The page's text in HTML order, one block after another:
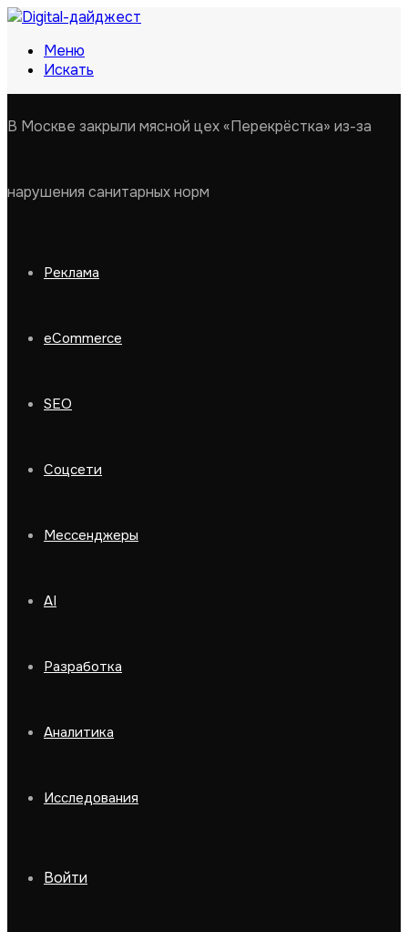
Меню
Искать
В Москве закрыли мясной цех «Перекрёстка» из-за
нарушения санитарных норм
Реклама
eCommerce
SEO
Соцсети
Мессенджеры
AI
Разработка
Аналитика
Исследования
Войти